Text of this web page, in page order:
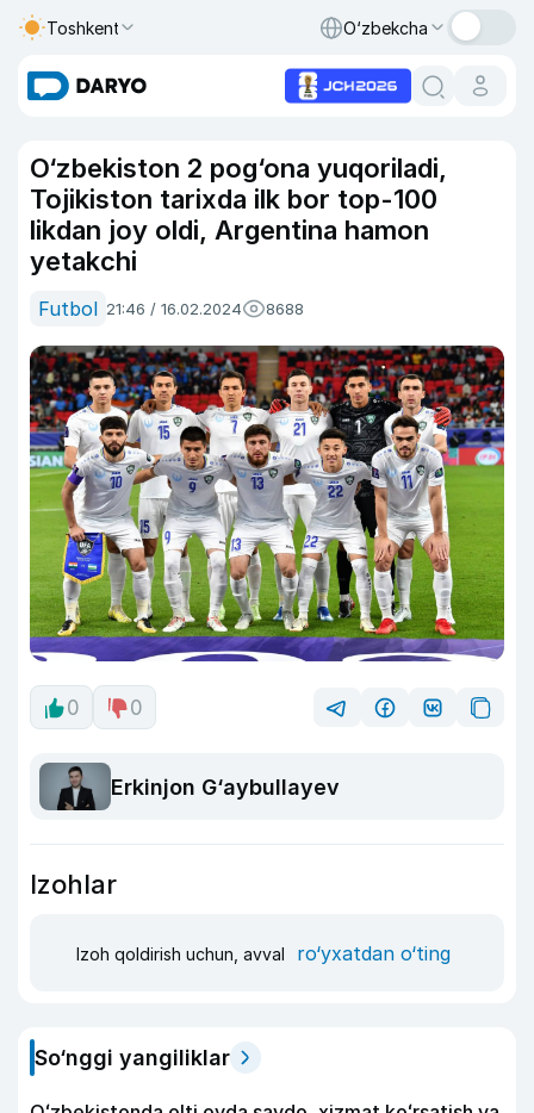
Toshkent O‘zbekcha
O‘zbekiston 2 pog‘ona yuqoriladi,
Tojikiston tarixda ilk bor top-100
likdan joy oldi, Argentina hamon
yetakchi
Futbol 21:46 / 16.02.2024 8688
0 0
Erkinjon G‘aybullayev
Izohlar
Izoh qoldirish uchun, avval ro‘yxatdan o‘ting
So‘nggi yangiliklar